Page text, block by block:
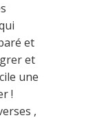
et
et
une
!
,